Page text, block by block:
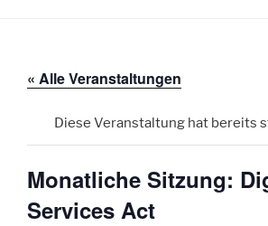
« Alle Veranstaltungen
Diese Veranstaltung hat bereits
Monatliche Sitzung:
Services Act